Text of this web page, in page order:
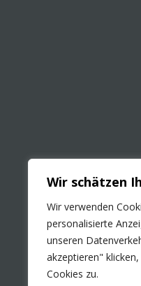
Wir schätzen
Wir verwenden
personalisierte
unseren
akzeptieren"
Cookies zu.